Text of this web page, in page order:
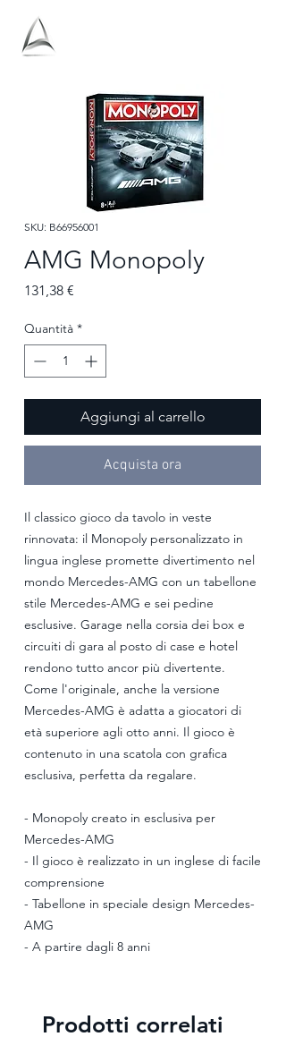
SKU: B66956001
AMG Monopoly
131,38 €
Quantità *
Aggiungi al carrello
Acquista ora
Il classico gioco da tavolo in veste
rinnovata: il Monopoly personalizzato in
lingua inglese promette divertimento nel
mondo Mercedes-AMG con un tabellone
stile Mercedes-AMG e sei pedine
esclusive. Garage nella corsia dei box e
circuiti di gara al posto di case e hotel
rendono tutto ancor più divertente.
Come l'originale, anche la versione
Mercedes-AMG è adatta a giocatori di
età superiore agli otto anni. Il gioco è
contenuto in una scatola con grafica
esclusiva, perfetta da regalare.
- Monopoly creato in esclusiva per
Mercedes-AMG
- Il gioco è realizzato in un inglese di facile
comprensione
- Tabellone in speciale design Mercedes-
AMG
- A partire dagli 8 anni
Prodotti correlati